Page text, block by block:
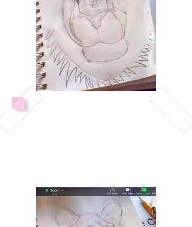
Aprende nuevas técnicas y